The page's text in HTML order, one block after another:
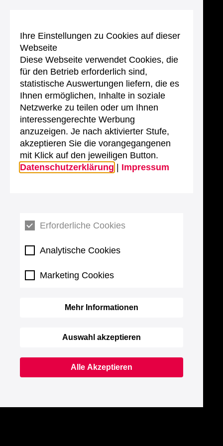
Ihre Einstellungen zu Cookies auf dieser
Webseite
Diese Webseite verwendet Cookies, die
für den Betrieb erforderlich sind,
statistische Auswertungen liefern, die es
Ihnen ermöglichen, Inhalte in soziale
Netzwerke zu teilen oder um Ihnen
interessengerechte Werbung
anzuzeigen. Je nach aktivierter Stufe,
akzeptieren Sie die vorangegangenen
mit Klick auf den jeweiligen Button.
Datenschutzerklärung
Impressum
Erforderliche Cookies
Analytische Cookies
Marketing Cookies
Mehr Informationen
Auswahl akzeptieren
Alle Akzeptieren